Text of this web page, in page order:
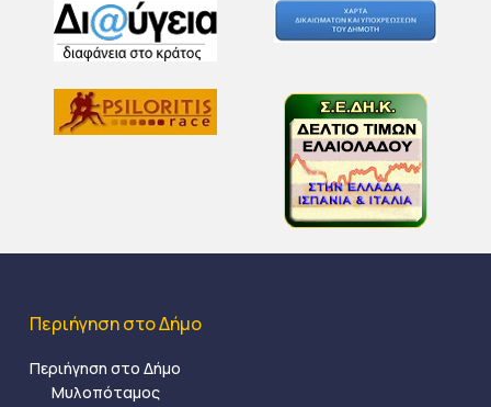
Περιήγηση στο Δήμο
Περιήγηση στο Δήμο
Μυλοπόταμος